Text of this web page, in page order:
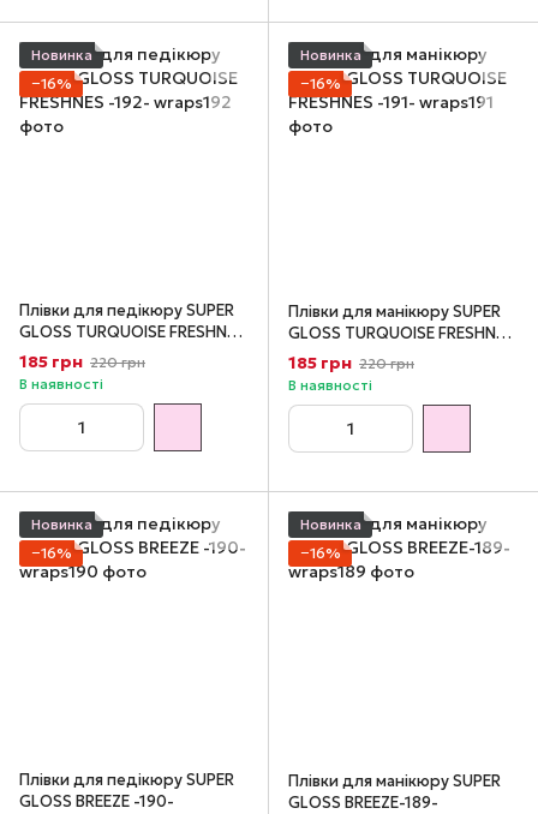
Новинка
−16%
Плівки для педікюру SUPER
GLOSS TURQUOISE FRESHNES
-192-
185 грн 220 грн
В наявності
Новинка
−16%
Плівки для манікюру SUPER
GLOSS TURQUOISE FRESHNES
-191-
185 грн 220 грн
В наявності
Новинка
−16%
Плівки для педікюру SUPER
GLOSS BREEZE -190-
Новинка
−16%
Плівки для манікюру SUPER
GLOSS BREEZE-189-